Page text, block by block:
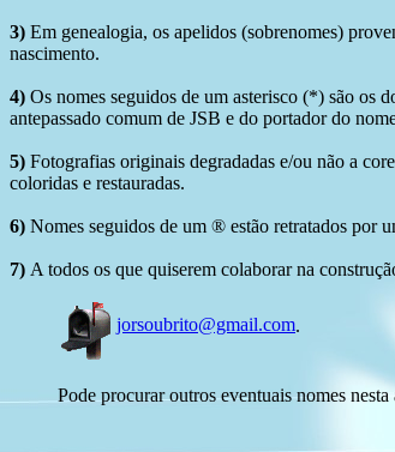
3) Em genealogia, os apelidos (sobrenomes)
nascimento.
4) Os nomes seguidos de um asterisco (*) são os
antepassado comum de JSB e do portador do
5) Fotografias originais degradadas e/ou não a
coloridas e restauradas.
6) Nomes seguidos de um ® estão retratados por
7) A todos os que quiserem colaborar na
jorsoubrito@gmail.com
Pode procurar outros eventuais nomes